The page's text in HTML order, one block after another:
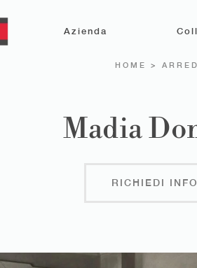
Azienda
HOME >
Madia
RICHIEDI